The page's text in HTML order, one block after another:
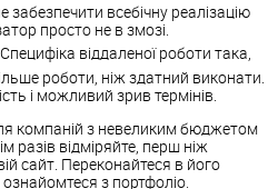
всебічну реалізацію
просто не в змозі.
Специфіка віддаленої роботи така,
роботи, ніж здатний виконати.
і можливий зрив термінів.
компаній з невеликим бюджетом
разів відміряйте, перш ніж
сайт. Переконайтеся в його
ознайомтеся з портфоліо.